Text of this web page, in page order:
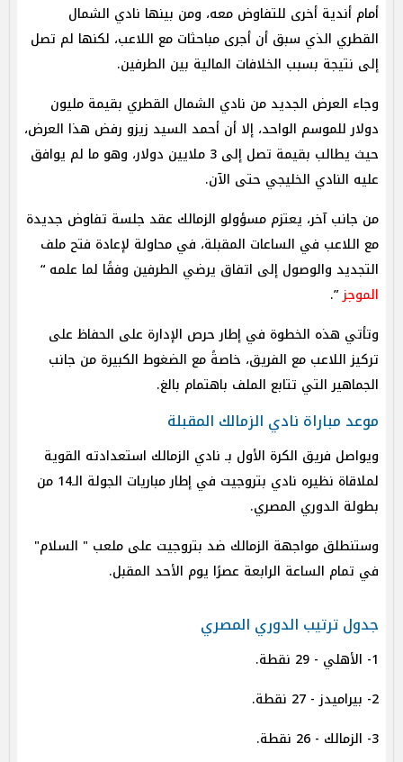
أمام أندية أخرى للتفاوض معه، ومن بينها نادي الشمال
القطري الذي سبق أن أجرى مباحثات مع اللاعب، لكنها لم تصل
إلى نتيجة بسبب الخلافات المالية بين الطرفين.
وجاء العرض الجديد من نادي الشمال القطري بقيمة مليون
دولار للموسم الواحد، إلا أن أحمد السيد زيزو رفض هذا العرض،
حيث يطالب بقيمة تصل إلى 3 ملايين دولار، وهو ما لم يوافق
عليه النادي الخليجي حتى الآن.
من جانب آخر، يعتزم مسؤولو الزمالك عقد جلسة تفاوض جديدة
مع اللاعب في الساعات المقبلة، في محاولة لإعادة فتح ملف
التجديد والوصول إلى اتفاق يرضي الطرفين وفقًا لما علمه “
الموجز”.
وتأتي هذه الخطوة في إطار حرص الإدارة على الحفاظ على
تركيز اللاعب مع الفريق، خاصةً مع الضغوط الكبيرة من جانب
الجماهير التي تتابع الملف باهتمام بالغ.
موعد مباراة نادي الزمالك المقبلة
ويواصل فريق الكرة الأول بـ نادي الزمالك استعدادته القوية
لملاقاة نظيره نادي بتروجيت في إطار مباريات الجولة الـ14 من
بطولة الدوري المصري.
وستنطلق مواجهة الزمالك ضد بتروجيت على ملعب " السلام"
في تمام الساعة الرابعة عصرًا يوم الأحد المقبل.
جدول ترتيب الدوري المصري
1- الأهلي - 29 نقطة.
2- بيراميدز - 27 نقطة.
3- الزمالك - 26 نقطة.